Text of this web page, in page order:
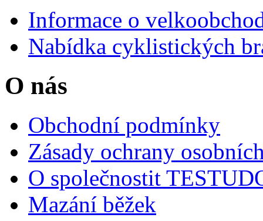
Informace o
Nabídka cyklistických
O nás
Obchodní podmínky
Zásady ochrany
O společnostit
Mazání běžek